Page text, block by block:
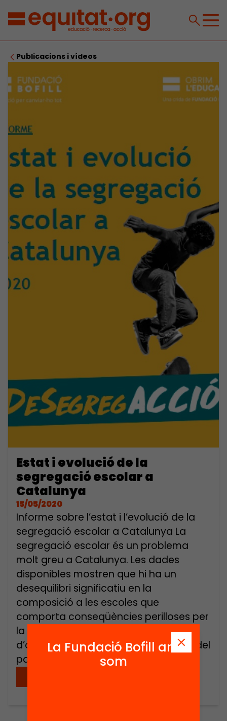
Publicacions i vídeos
Estat i evolució de la
segregació escolar a
Catalunya
15/05/2020
Informe sobre l’estat i l’evolució de la
segregació escolar a Catalunya La
segregació escolar és un problema
molt greu a Catalunya. Les dades
disponibles mostren que hi ha un
desequilibri significatiu en la
composició a les escoles que
comporta conseqüències perilloses per
la cohesió social, la igualtat
d’oportunitats i el desenvolupament del
país. […]
La Fundació Bofill ara
som